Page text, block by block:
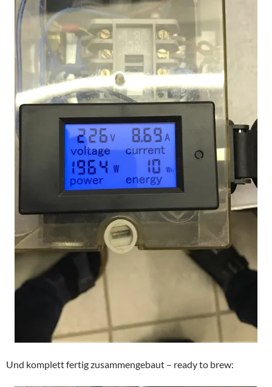
Und komplett fertig zusammengebaut – ready to brew: